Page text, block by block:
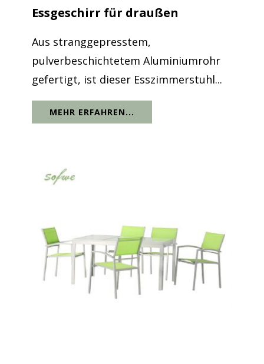
Essgeschirr für draußen
Aus stranggepresstem,
pulverbeschichtetem Aluminiumrohr
gefertigt, ist dieser Esszimmerstuhl...
MEHR ERFAHREN...